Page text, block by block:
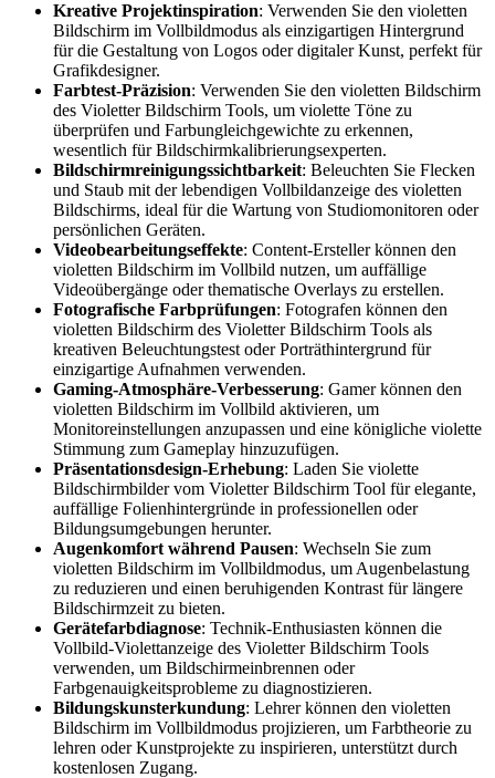
Kreative Projektinspiration: Verwenden Sie den violetten
Bildschirm im Vollbildmodus als einzigartigen Hintergrund
für die Gestaltung von Logos oder digitaler Kunst, perfekt für
Grafikdesigner.
Farbtest-Präzision: Verwenden Sie den violetten Bildschirm
des Violetter Bildschirm Tools, um violette Töne zu
überprüfen und Farbungleichgewichte zu erkennen,
wesentlich für Bildschirmkalibrierungsexperten.
Bildschirmreinigungssichtbarkeit: Beleuchten Sie Flecken
und Staub mit der lebendigen Vollbildanzeige des violetten
Bildschirms, ideal für die Wartung von Studiomonitoren oder
persönlichen Geräten.
Videobearbeitungseffekte: Content-Ersteller können den
violetten Bildschirm im Vollbild nutzen, um auffällige
Videoübergänge oder thematische Overlays zu erstellen.
Fotografische Farbprüfungen: Fotografen können den
violetten Bildschirm des Violetter Bildschirm Tools als
kreativen Beleuchtungstest oder Porträthintergrund für
einzigartige Aufnahmen verwenden.
Gaming-Atmosphäre-Verbesserung: Gamer können den
violetten Bildschirm im Vollbild aktivieren, um
Monitoreinstellungen anzupassen und eine königliche violette
Stimmung zum Gameplay hinzuzufügen.
Präsentationsdesign-Erhebung: Laden Sie violette
Bildschirmbilder vom Violetter Bildschirm Tool für elegante,
auffällige Folienhintergründe in professionellen oder
Bildungsumgebungen herunter.
Augenkomfort während Pausen: Wechseln Sie zum
violetten Bildschirm im Vollbildmodus, um Augenbelastung
zu reduzieren und einen beruhigenden Kontrast für längere
Bildschirmzeit zu bieten.
Gerätefarbdiagnose: Technik-Enthusiasten können die
Vollbild-Violettanzeige des Violetter Bildschirm Tools
verwenden, um Bildschirmeinbrennen oder
Farbgenauigkeitsprobleme zu diagnostizieren.
Bildungskunsterkundung: Lehrer können den violetten
Bildschirm im Vollbildmodus projizieren, um Farbtheorie zu
lehren oder Kunstprojekte zu inspirieren, unterstützt durch
kostenlosen Zugang.